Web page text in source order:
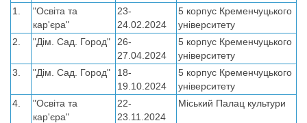
1.
"Освіта та
кар'єра"
23-
24.02.2024
5 корпус Кременчуцького
університету
2.
"Дім. Сад. Город"
26-
27.04.2024
5 корпус Кременчуцького
університету
3.
"Дім. Сад. Город"
18-
19.10.2024
5 корпус Кременчуцького
університету
4.
"Освіта та
кар'єра"
22-
23.11.2024
Міський Палац культури